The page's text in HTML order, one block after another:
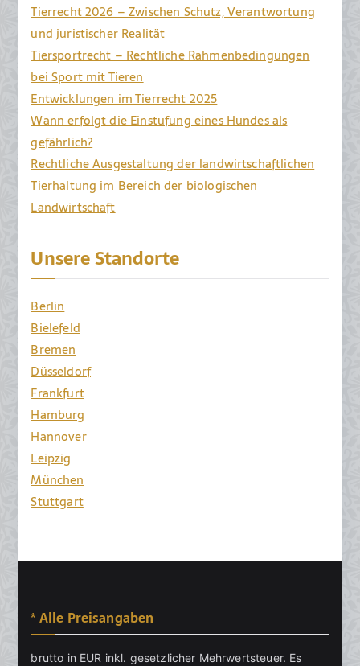
Tierrecht 2026 – Zwischen Schutz, Verantwortung
und juristischer Realität
Tiersportrecht – Rechtliche Rahmenbedingungen
bei Sport mit Tieren
Entwicklungen im Tierrecht 2025
Wann erfolgt die Einstufung eines Hundes als
gefährlich?
Rechtliche Ausgestaltung der landwirtschaftlichen
Tierhaltung im Bereich der biologischen
Landwirtschaft
Unsere Standorte
Berlin
Bielefeld
Bremen
Düsseldorf
Frankfurt
Hamburg
Hannover
Leipzig
München
Stuttgart
* Alle Preisangaben
brutto in EUR inkl. gesetzlicher Mehrwertsteuer. Es